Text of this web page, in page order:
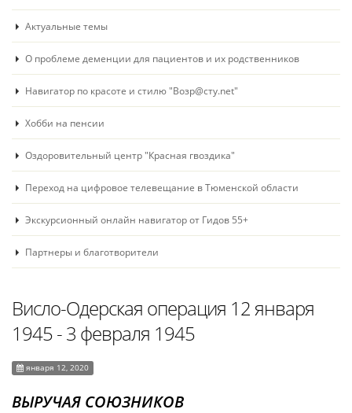
Актуальные темы
О проблеме деменции для пациентов и их родственников
Навигатор по красоте и стилю "Возр@сту.net"
Хобби на пенсии
Оздоровительный центр "Красная гвоздика"
Переход на цифровое телевещание в Тюменской области
Экскурсионный онлайн навигатор от Гидов 55+
Партнеры и благотворители
Висло-Одерская операция 12 января
1945 - 3 февраля 1945
января 12, 2020
ВЫРУЧАЯ СОЮЗНИКОВ